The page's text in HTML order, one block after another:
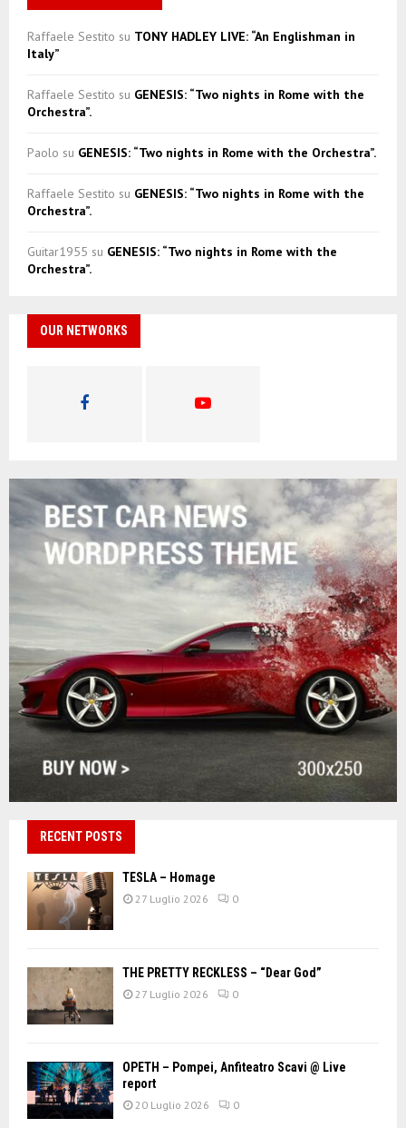
Raffaele Sestito su TONY HADLEY LIVE: “An Englishman in
Italy”
Raffaele Sestito su GENESIS: “Two nights in Rome with the
Orchestra”.
Paolo su GENESIS: “Two nights in Rome with the Orchestra”.
Raffaele Sestito su GENESIS: “Two nights in Rome with the
Orchestra”.
Guitar1955 su GENESIS: “Two nights in Rome with the
Orchestra”.
OUR NETWORKS
RECENT POSTS
TESLA – Homage
27 Luglio 2026 0
THE PRETTY RECKLESS – “Dear God”
27 Luglio 2026 0
OPETH – Pompei, Anfiteatro Scavi @ Live
report
20 Luglio 2026 0